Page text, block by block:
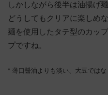
しかしながら後半は油揚げ
どうしてもクリアに楽しめ
麺を使用したタテ型のカッ
プですね。
* 薄口醤油よりも淡い、大豆では